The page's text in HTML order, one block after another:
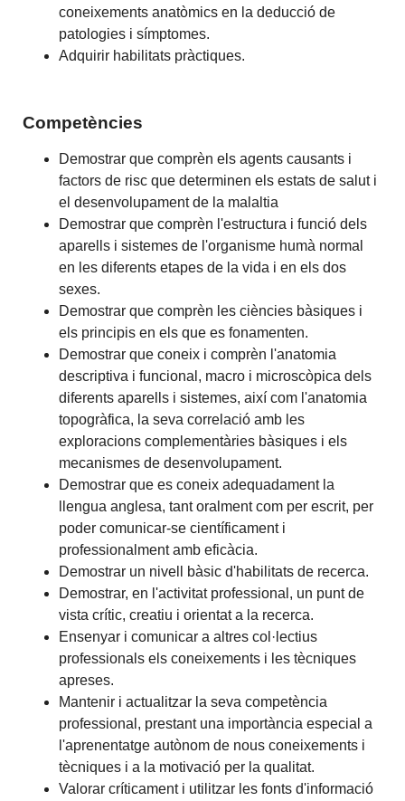
coneixements anatòmics en la deducció de
patologies i símptomes.
Adquirir habilitats pràctiques.
Competències
Demostrar que comprèn els agents causants i
factors de risc que determinen els estats de salut i
el desenvolupament de la malaltia
Demostrar que comprèn l'estructura i funció dels
aparells i sistemes de l'organisme humà normal
en les diferents etapes de la vida i en els dos
sexes.
Demostrar que comprèn les ciències bàsiques i
els principis en els que es fonamenten.
Demostrar que coneix i comprèn l'anatomia
descriptiva i funcional, macro i microscòpica dels
diferents aparells i sistemes, així com l'anatomia
topogràfica, la seva correlació amb les
exploracions complementàries bàsiques i els
mecanismes de desenvolupament.
Demostrar que es coneix adequadament la
llengua anglesa, tant oralment com per escrit, per
poder comunicar-se científicament i
professionalment amb eficàcia.
Demostrar un nivell bàsic d'habilitats de recerca.
Demostrar, en l'activitat professional, un punt de
vista crític, creatiu i orientat a la recerca.
Ensenyar i comunicar a altres col·lectius
professionals els coneixements i les tècniques
apreses.
Mantenir i actualitzar la seva competència
professional, prestant una importància especial a
l'aprenentatge autònom de nous coneixements i
tècniques i a la motivació per la qualitat.
Valorar críticament i utilitzar les fonts d'informació